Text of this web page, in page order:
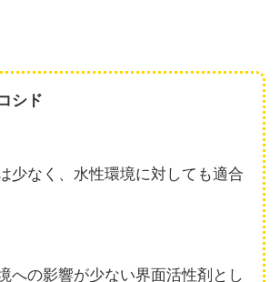
シド
少なく、水性環境に対しても適合
への影響が少ない界面活性剤とし